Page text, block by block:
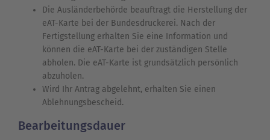
Die Ausländerbehörde beauftragt die Herstellung der
eAT-Karte bei der Bundesdruckerei. Nach der
Fertigstellung erhalten Sie eine Information und
können die eAT-Karte bei der zuständigen Stelle
abholen. Die eAT-Karte ist grundsätzlich persönlich
abzuholen.
Wird Ihr Antrag abgelehnt, erhalten Sie einen
Ablehnungsbescheid.
Bearbeitungsdauer